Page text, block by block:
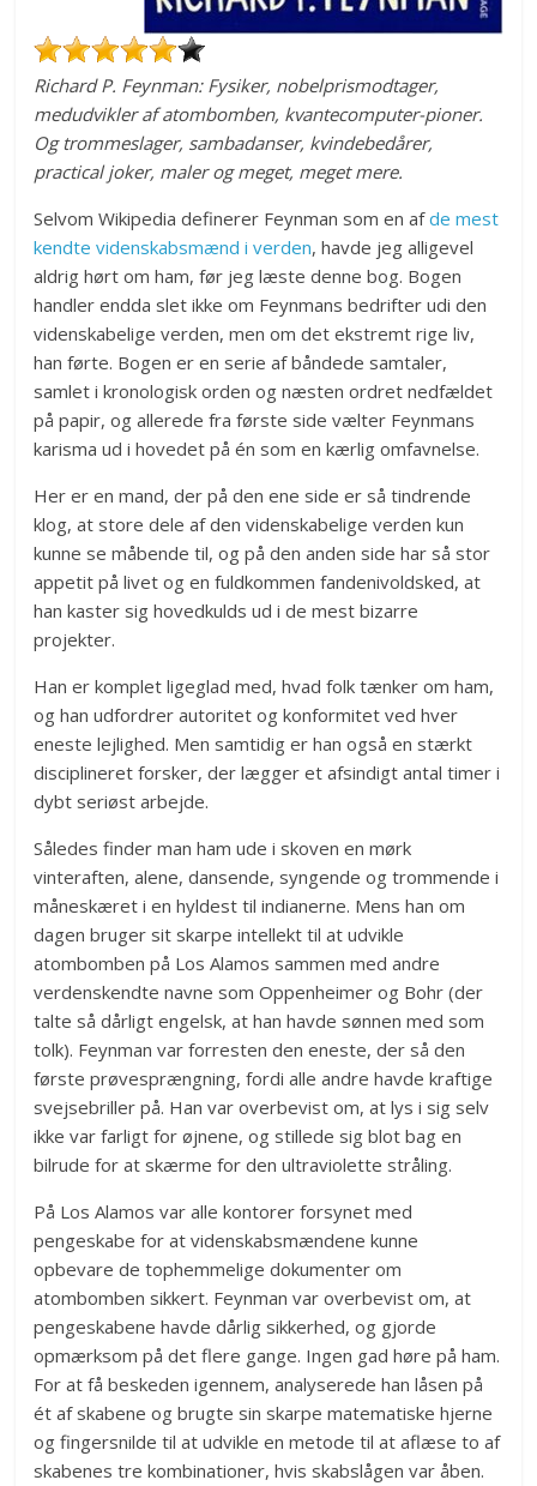
Richard P. Feynman: Fysiker, nobelprismodtager,
medudvikler af atombomben, kvantecomputer-pioner.
Og trommeslager, sambadanser, kvindebedårer,
practical joker, maler og meget, meget mere.
Selvom Wikipedia definerer Feynman som en afde mest
kendte videnskabsmænd i verden, havde jeg alligevel
aldrig hørt om ham, før jeg læste denne bog. Bogen
handler endda slet ikke om Feynmans bedrifter udi den
videnskabelige verden, men om det ekstremt rige liv,
han førte. Bogen er en serie af båndede samtaler,
samlet i kronologisk orden og næsten ordret nedfældet
på papir, og allerede fra første side vælter Feynmans
karisma ud i hovedet på én som en kærlig omfavnelse.
Her er en mand, der på den ene side er så tindrende
klog, at store dele af den videnskabelige verden kun
kunne se måbende til, og på den anden side har så stor
appetit på livet og en fuldkommen fandenivoldsked, at
han kaster sig hovedkulds ud i de mest bizarre
projekter.
Han er komplet ligeglad med, hvad folk tænker om ham,
og han udfordrer autoritet og konformitet ved hver
eneste lejlighed. Men samtidig er han også en stærkt
disciplineret forsker, der lægger et afsindigt antal timer i
dybt seriøst arbejde.
Således finder man ham ude i skoven en mørk
vinteraften, alene, dansende, syngende og trommende i
måneskæret i en hyldest til indianerne. Mens han om
dagen bruger sit skarpe intellekt til at udvikle
atombomben på Los Alamos sammen med andre
verdenskendte navne som Oppenheimer og Bohr (der
talte så dårligt engelsk, at han havde sønnen med som
tolk). Feynman var forresten den eneste, der så den
første prøvesprængning, fordi alle andre havde kraftige
svejsebriller på. Han var overbevist om, at lys i sig selv
ikke var farligt for øjnene, og stillede sig blot bag en
bilrude for at skærme for den ultraviolette stråling.
På Los Alamos var alle kontorer forsynet med
pengeskabe for at videnskabsmændene kunne
opbevare de tophemmelige dokumenter om
atombomben sikkert. Feynman var overbevist om, at
pengeskabene havde dårlig sikkerhed, og gjorde
opmærksom på det flere gange. Ingen gad høre på ham.
For at få beskeden igennem, analyserede han låsen på
ét af skabene og brugte sin skarpe matematiske hjerne
og fingersnilde til at udvikle en metode til at aflæse to af
skabenes tre kombinationer, hvis skabslågen var åben.